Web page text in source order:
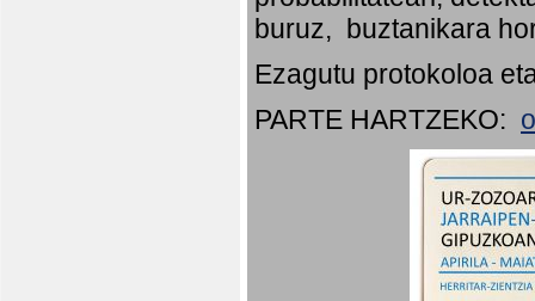
buruz, buztanikara
Ezagutu protokoloa
PARTE HARTZEKO: